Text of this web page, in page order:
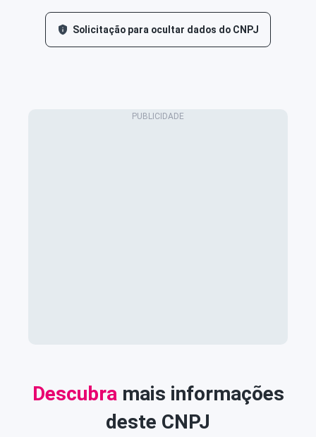
Solicitação para ocultar dados do CNPJ
Descubra mais informações
deste CNPJ